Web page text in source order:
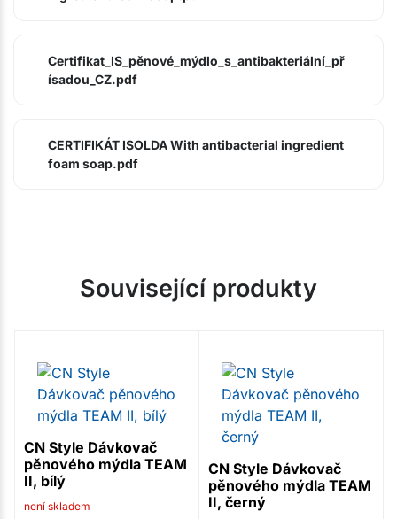
Certifikat_IS_pěnové_mýdlo_s_antibakteriální_př
ísadou_CZ.pdf
CERTIFIKÁT ISOLDA With antibacterial ingredient
foam soap.pdf
Související produkty
CN Style Dávkovač
pěnového mýdla TEAM
II, bílý
není skladem
CN Style Dávkovač
pěnového mýdla TEAM
II, černý